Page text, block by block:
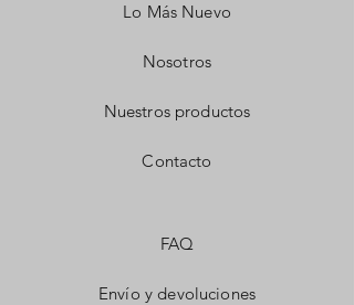
Lo Más Nuevo
Nosotros
Nuestros productos
Contacto
FAQ
Envío y devoluciones